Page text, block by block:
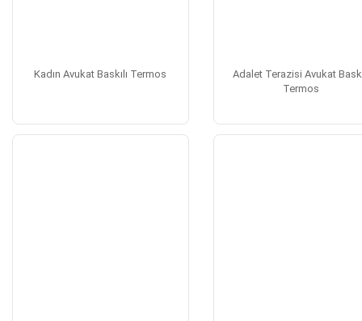
Kadın Avukat Baskılı Termos
Adalet Terazisi Avukat
Termos